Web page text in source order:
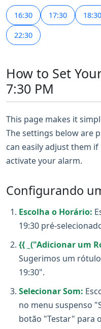
16:30 17:30 18:30
22:30
How to Set
7:30 PM
This page makes it
The settings below are
can easily adjust them
activate your alarm.
Configurando
Escolha o Horário:
19:30 pré-
{{ _("Adicionar um
Sugerimos um
19:30".
Selecionar Som:
no menu suspenso
botão "Testar" para